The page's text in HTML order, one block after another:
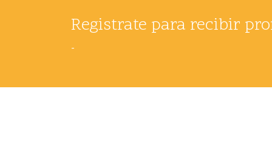
Registrate para recibir
-